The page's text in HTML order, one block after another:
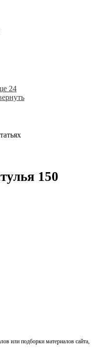
24
150
или подборки материалов сайта,